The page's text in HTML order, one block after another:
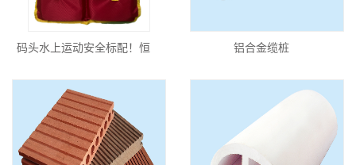
码头水上运动安全标配！恒 铝合金缆桩